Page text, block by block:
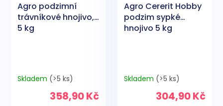
Agro podzimní
trávníkové hnojivo,
5 kg
Skladem (>5 ks)
358,90 Kč
Agro Cererit Hobby
podzim sypké
hnojivo 5 kg
Skladem (>5 ks)
304,90 Kč